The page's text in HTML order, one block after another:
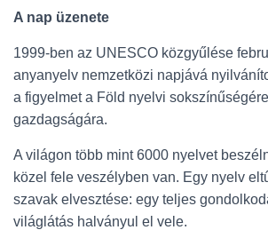
A nap üzenete
1999-ben az UNESCO közgyűlése
anyanyelv nemzetközi napjává
a figyelmet a Föld nyelvi
gazdagságára.
A világon több mint 6000 nyelvet
közel fele veszélyben van. Egy nyelv
szavak elvesztése: egy teljes
világlátás halványul el vele.